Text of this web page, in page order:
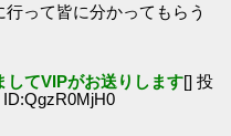
って皆に分かってもらう
してVIPがお送りします[] 投
ID:QgzR0MjH0